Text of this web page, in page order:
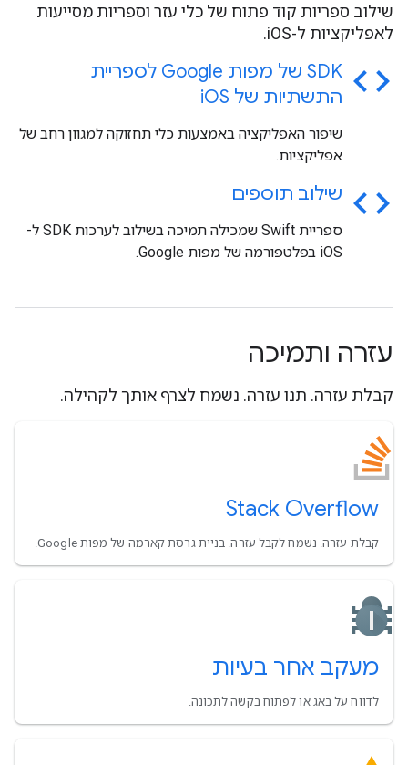
שילוב ספריות קוד פתוח של כלי עזר וספריות מסייעות
לאפליקציות ל-iOS.
code
SDK של מפות Google לספריית
התשתיות של i OS
שיפור האפליקציה באמצעות כלי תחזוקה למגוון רחב של
אפליקציות.
code שילוב תוספים
ספריית Swift שמכילה תמיכה בשילוב לערכות SDK ל-
iOS בפלטפורמה של מפות Google.
עזרה ותמיכה
קבלת עזרה. תנו עזרה. נשמח לצרף אותך לקהילה.
Stack Overflow
קבלת עזרה. נשמח לקבל עזרה. בניית גרסת קארמה של מפות Google.
מעקב אחר בעיות
לדווח על באג או לפתוח בקשה לתכונה.